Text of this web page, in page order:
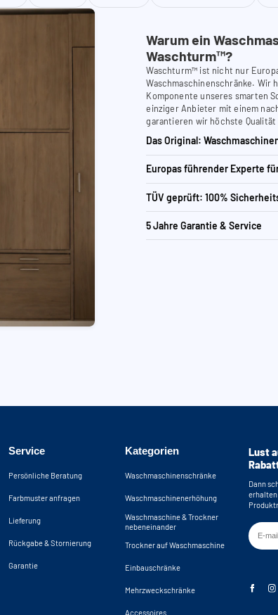
Warum ein
Waschturm™?
Waschturm™ ist nicht nur
Waschmaschinenschränke. Wir
Komponente unseres smarten
einziger Anbieter mit einem
garantieren wir höchste
Das Original:
Europas führender Experte
TÜV geprüft: 100%
5 Jahre Garantie & Service
Service
Persönliche Beratung
Farbmuster anfragen
Lieferung
Rückgabe & Stornierung
Garantie
Kategorien
Waschmaschinenschränke
Waschmaschinenerhöhung
Waschmaschine & Trockner
nebeneinander
Trockner auf Waschmaschine
Einbauschränke
Mehrzweckschränke
Accessoires
Lust
Dann
erhalten